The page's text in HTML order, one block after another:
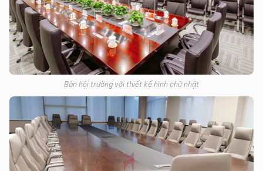
Bàn hội trường với thiết kế hình chữ nhật